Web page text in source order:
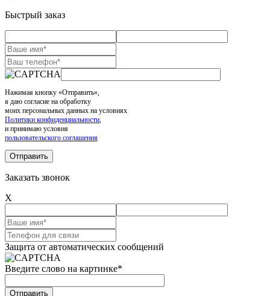
Быстрый заказ
Нажимая кнопку «Отправить»,
я даю согласие на обработку
моих персональных данных на условиях
Политики конфиденциальности,
и принимаю условия
пользовательского соглашения
Заказать звонок
X
Защита от автоматических сообщений
Введите слово на картинке*